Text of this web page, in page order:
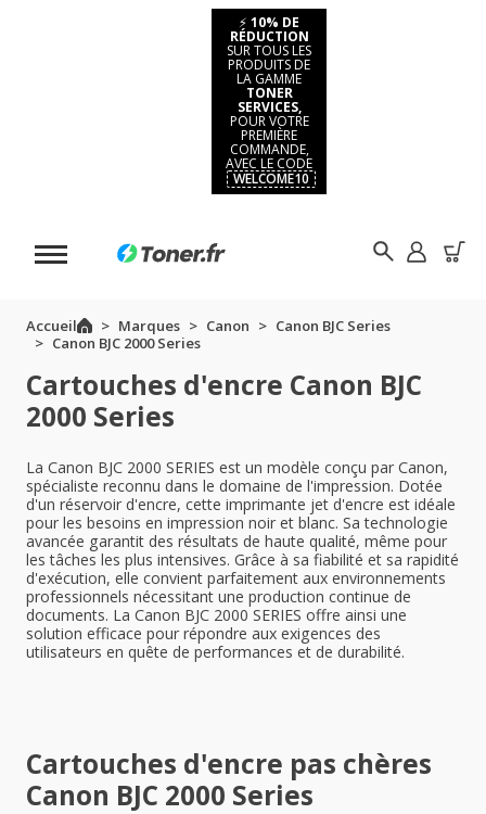
⚡ 10% DE
RÉDUCTION
SUR TOUS LES
PRODUITS DE
LA GAMME
TONER
SERVICES,
POUR VOTRE
PREMIÈRE
COMMANDE,
AVEC LE CODE
WELCOME10
Accueil Marques Canon
Canon BJC Series
Canon BJC 2000 Series
Cartouches d'encre Canon BJC
2000 Series
La Canon BJC 2000 SERIES est un modèle conçu par Canon,
spécialiste reconnu dans le domaine de l'impression. Dotée
d'un réservoir d'encre, cette imprimante jet d'encre est idéale
pour les besoins en impression noir et blanc. Sa technologie
avancée garantit des résultats de haute qualité, même pour
les tâches les plus intensives. Grâce à sa fiabilité et sa rapidité
d'exécution, elle convient parfaitement aux environnements
professionnels nécessitant une production continue de
documents. La Canon BJC 2000 SERIES offre ainsi une
solution efficace pour répondre aux exigences des
utilisateurs en quête de performances et de durabilité.
Cartouches d'encre pas chères
Canon BJC 2000 Series